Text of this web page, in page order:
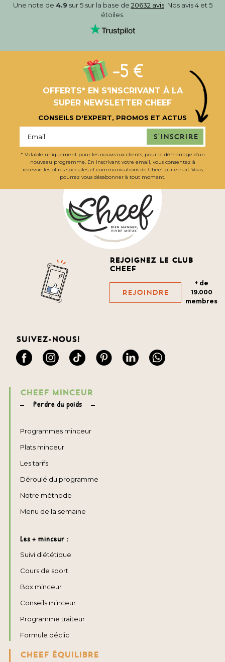
Une note de 4.9 sur 5 sur la base de 20632 avis. Nos avis 4 et 5
étoiles.
-5 €
OFFERTS* EN S'INSCRIVANT À LA
SUPER NEWSLETTER CHEEF
CONSEILS D'EXPERT, PROMOS ET ACTUS
S'inscrire
* Valable uniquement pour les nouveaux clients, pour le démarrage d’un
nouveau programme. En inscrivant votre email, vous consentez à
recevoir les offres spéciales et communications de Cheef par email. Vous
pourrez vous désabonner à tout moment.
Rejoignez le club
cheef
Rejoindre
+ de
19.000
membres
Suivez-nous!
CHEEF MINCEUR
Perdre du poids
Programmes minceur
Plats minceur
Les tarifs
Déroulé du programme
Notre méthode
Menu de la semaine
Les + minceur :
Suivi diététique
Cours de sport
Box minceur
Conseils minceur
Programme traiteur
Formule déclic
CHEEF ÉQUILIBRE